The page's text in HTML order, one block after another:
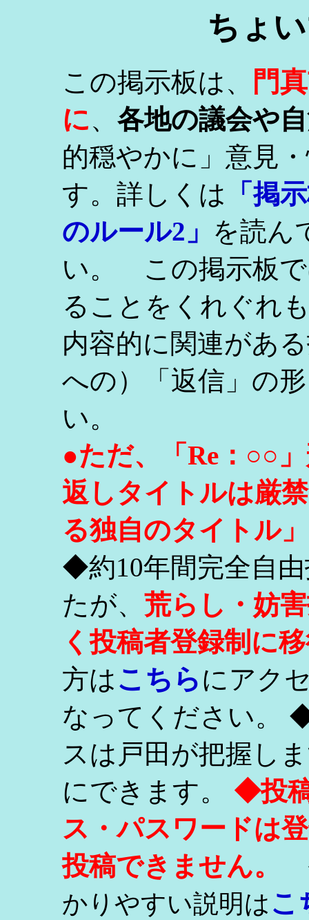
ちょ
この掲示板は、
門
に、 各地の議会や
的穏やかに」意見
す。詳しくは
「掲
のルール2」 を読ん
い。 この掲示板で
ることをくれぐれ
内容的に関連があ
への）「返信」の
い。
●ただ、「Re：○○
返しタイトルは厳
る独自のタイトル
◆約10年間完全自
たが、 荒らし・妨
く投稿者登録制に
方はこちらにアク
なってください。
スは戸田が把握し
にできます。 ◆投
ス・パスワードは
投稿できません。
かりやすい説明はこ